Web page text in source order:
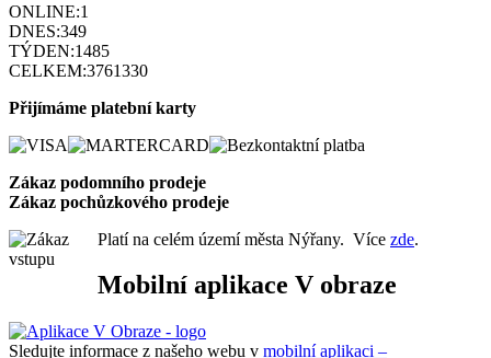
ONLINE:1
DNES:349
TÝDEN:1485
CELKEM:3761330
Přijímáme platební karty
Zákaz podomního prodeje
Zákaz pochůzkového prodeje
Platí na celém území města Nýřany. Více zde.
Mobilní aplikace V obraze
Sledujte informace z našeho webu v mobilní aplikaci –